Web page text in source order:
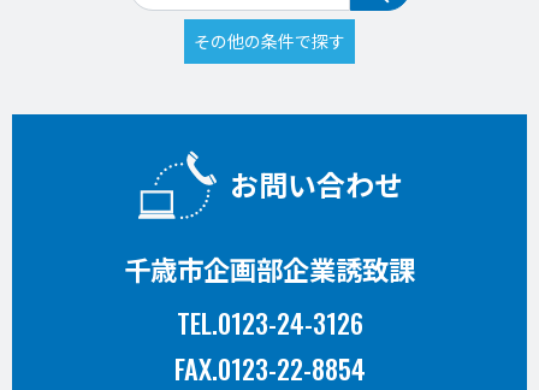
お問い合わせ
千歳市企画部企業誘致課
TEL.0123-24-3126
FAX.0123-22-8854